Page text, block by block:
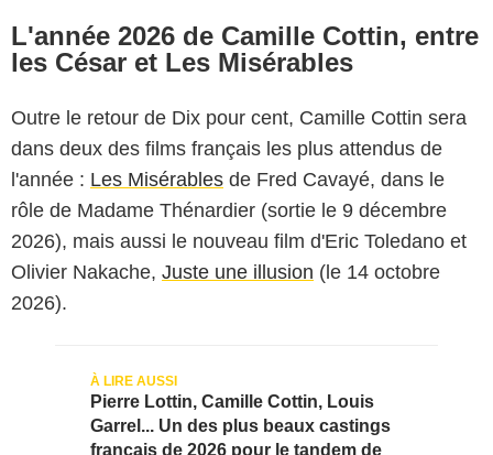
L'année 2026 de Camille Cottin, entre
les César et Les Misérables
Outre le retour de Dix pour cent, Camille Cottin sera
dans deux des films français les plus attendus de
l'année : Les Misérables de Fred Cavayé, dans le
rôle de Madame Thénardier (sortie le 9 décembre
2026), mais aussi le nouveau film d'Eric Toledano et
Olivier Nakache, Juste une illusion (le 14 octobre
2026).
Pierre Lottin, Camille Cottin, Louis
Garrel... Un des plus beaux castings
français de 2026 pour le tandem de